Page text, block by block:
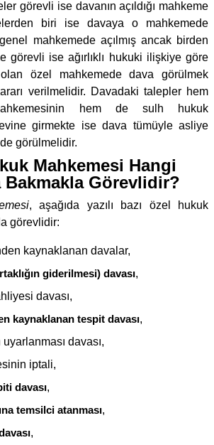
görevli ise davanın açıldığı mahkeme
biri ise davaya o mahkemede
genel mahkemede açılmış ancak birden
görevli ise ağırlıklı hukuki ilişkiye göre
özel mahkemede dava görülmek
verilmelidir. Davadaki talepler hem
hem de sulh hukuk
girmekte ise dava tümüyle asliye
görülmelidir.
Mahkemesi Hangi
Bakmakla Görevlidir?
, aşağıda yazılı bazı özel hukuk
görevlidir:
kaynaklanan davalar,
giderilmesi) davası,
davası,
kaynaklanan tespit davası,
davası,
iptali,
davası,
temsilci atanması,
,